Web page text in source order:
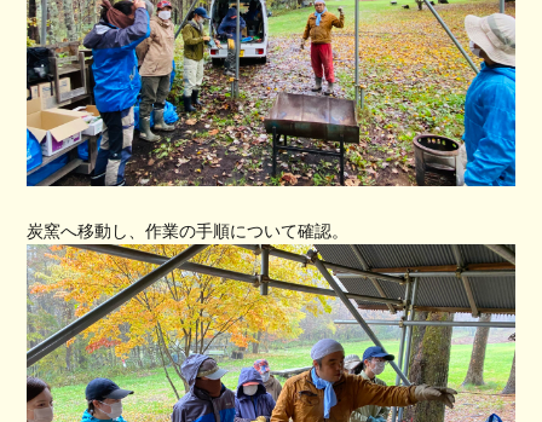
炭窯へ移動し、作業の手順について確認。